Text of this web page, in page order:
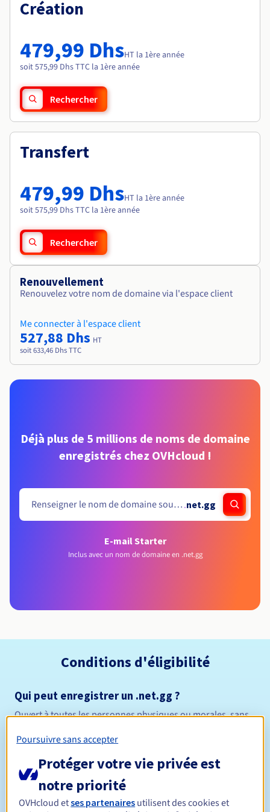
Tarifs
Roadmap & Changelog
Roadmap & Changelog
Création
479,99 DhsHT la 1ère année
soit 575,99 Dhs TTC la 1ère année
Rechercher
Transfert
479,99 DhsHT la 1ère année
soit 575,99 Dhs TTC la 1ère année
Rechercher
Renouvellement
Renouvelez votre nom de domaine via l'espace client
Me connecter à l'espace client
527,88 Dhs HT
soit 633,46 Dhs TTC
Déjà plus de 5 millions de noms de domaine
enregistrés chez OVHcloud !
.net.gg
E-mail Starter
Inclus avec un nom de domaine en .net.gg
Conditions d'éligibilité
Qui peut enregistrer un .net.gg ?
Ouvert à toutes les personnes physiques ou morales, sans
Durée de réservation
Poursuivre sans accepter
Protéger votre vie privée est
notre priorité
OVHcloud etses partenaires utilisent des cookies et